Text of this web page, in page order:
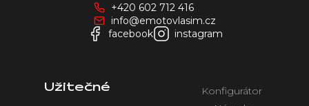
+420 602 712 416
info@emotovlasim.cz
facebook
instagram
Užitečné
Konfigurátor